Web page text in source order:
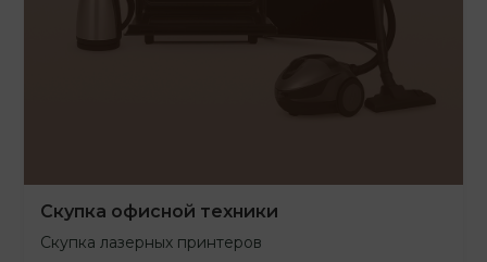
Скупка офисной техники
Скупка лазерных принтеров